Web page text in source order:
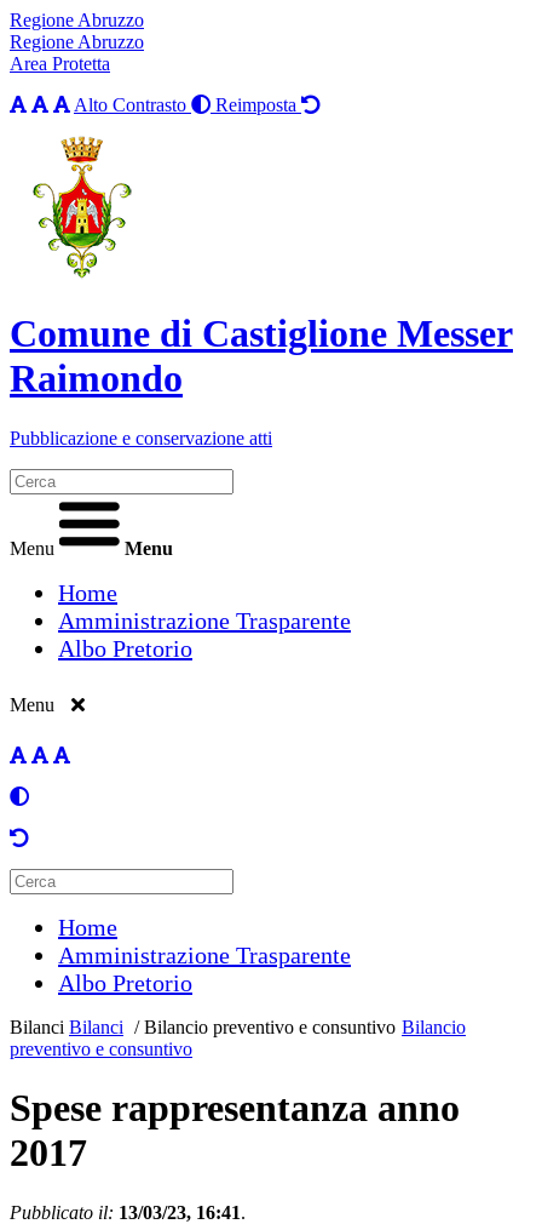
Regione Abruzzo
Regione Abruzzo
Area Protetta
Alto Contrasto
Reimposta
Comune di Castiglione Messer
Raimondo
Pubblicazione e conservazione atti
Menu Menu
Home
Amministrazione Trasparente
Albo Pretorio
Menu
Home
Amministrazione Trasparente
Albo Pretorio
Bilanci Bilanci /Bilancio preventivo e consuntivo Bilancio
preventivo e consuntivo
Spese rappresentanza anno
2017
Pubblicato il: 13/03/23, 16:41.